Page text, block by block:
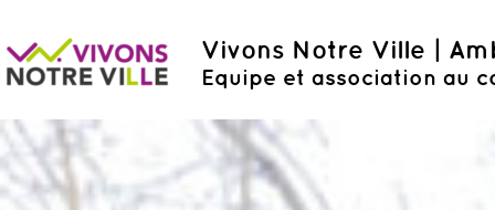
Vivons Notre Ville |
Equipe et association au